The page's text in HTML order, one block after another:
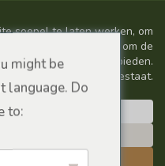
might be
language. Do
to: